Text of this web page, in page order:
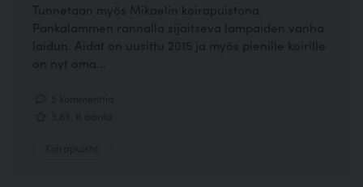
Tunnetaan myös Mikaelin koirapuistona.
Pankalammen rannalla sijaitseva lampaiden vanha
laidun. Aidat on uusittu 2015 ja myös pienille koirille
on nyt oma...